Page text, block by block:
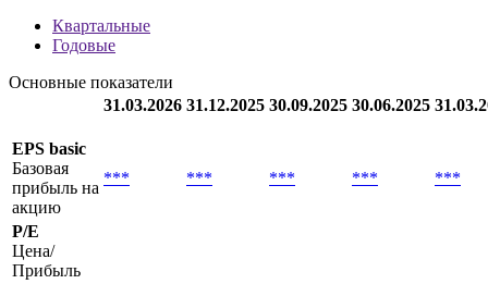
Квартальные
Годовые
Основные показатели
31.03.2026 31.12.2025 30.09.2025 30.06.2025
EPS basic
Базовая
прибыль на
акцию
*** *** *** *** ***
P/E
Цена/
Прибыль